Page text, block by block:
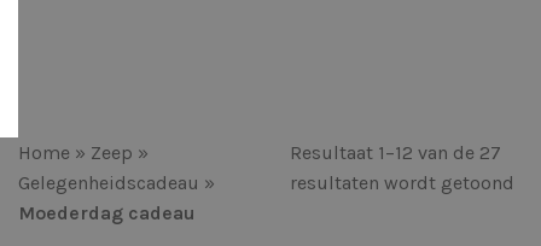
Home » Zeep »
Gelegenheidscadeau »
Moederdag cadeau
Resultaat 1–12 van de 27
resultaten wordt getoond